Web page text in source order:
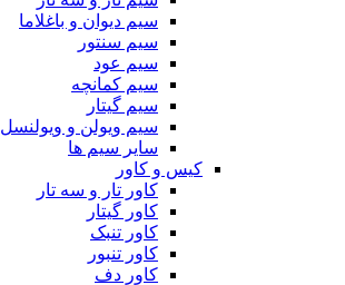
سیم دیوان و باغلاما
سیم سنتور
سیم عود
سیم کمانچه
سیم گیتار
سیم ویولن و ویولنسل
سایر سیم ها
کیس و کاور
کاور تار و سه تار
کاور گیتار
کاور تنبک
کاور تنبور
کاور دف